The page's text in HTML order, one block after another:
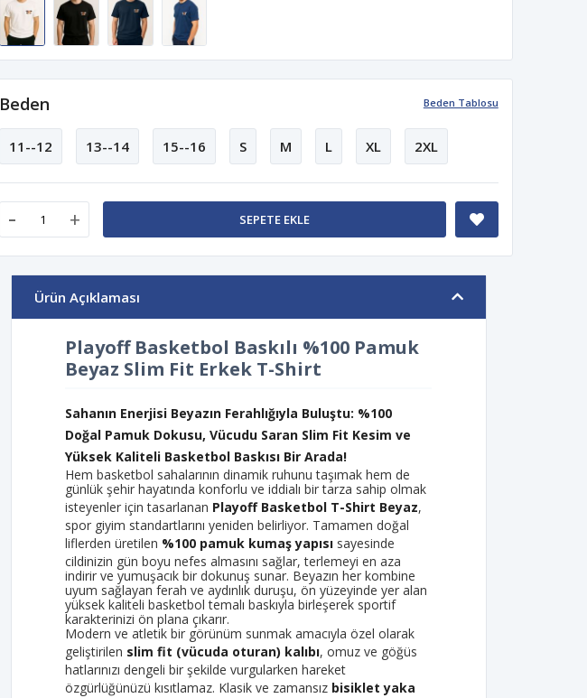
Beden Tablosu
Beden
11--12 13--14 15--16 S M L XL 2XL
- + SEPETE EKLE
Ürün Açıklaması
Playoff Basketbol Baskılı %100 Pamuk
Beyaz Slim Fit Erkek T-Shirt
Sahanın Enerjisi Beyazın Ferahlığıyla Buluştu: %100
Doğal Pamuk Dokusu, Vücudu Saran Slim Fit Kesim ve
Yüksek Kaliteli Basketbol Baskısı Bir Arada!
Hem basketbol sahalarının dinamik ruhunu taşımak hem de
günlük şehir hayatında konforlu ve iddialı bir tarza sahip olmak
isteyenler için tasarlanan Playoff Basketbol T-Shirt Beyaz,
spor giyim standartlarını yeniden belirliyor. Tamamen doğal
liflerden üretilen %100 pamuk kumaş yapısı sayesinde
cildinizin gün boyu nefes almasını sağlar, terlemeyi en aza
indirir ve yumuşacık bir dokunuş sunar. Beyazın her kombine
uyum sağlayan ferah ve aydınlık duruşu, ön yüzeyinde yer alan
yüksek kaliteli basketbol temalı baskıyla birleşerek sportif
karakterinizi ön plana çıkarır.
Modern ve atletik bir görünüm sunmak amacıyla özel olarak
geliştirilen slim fit (vücuda oturan) kalıbı, omuz ve göğüs
hatlarınızı dengeli bir şekilde vurgularken hareket
özgürlüğünüzü kısıtlamaz. Klasik ve zamansız bisiklet yaka